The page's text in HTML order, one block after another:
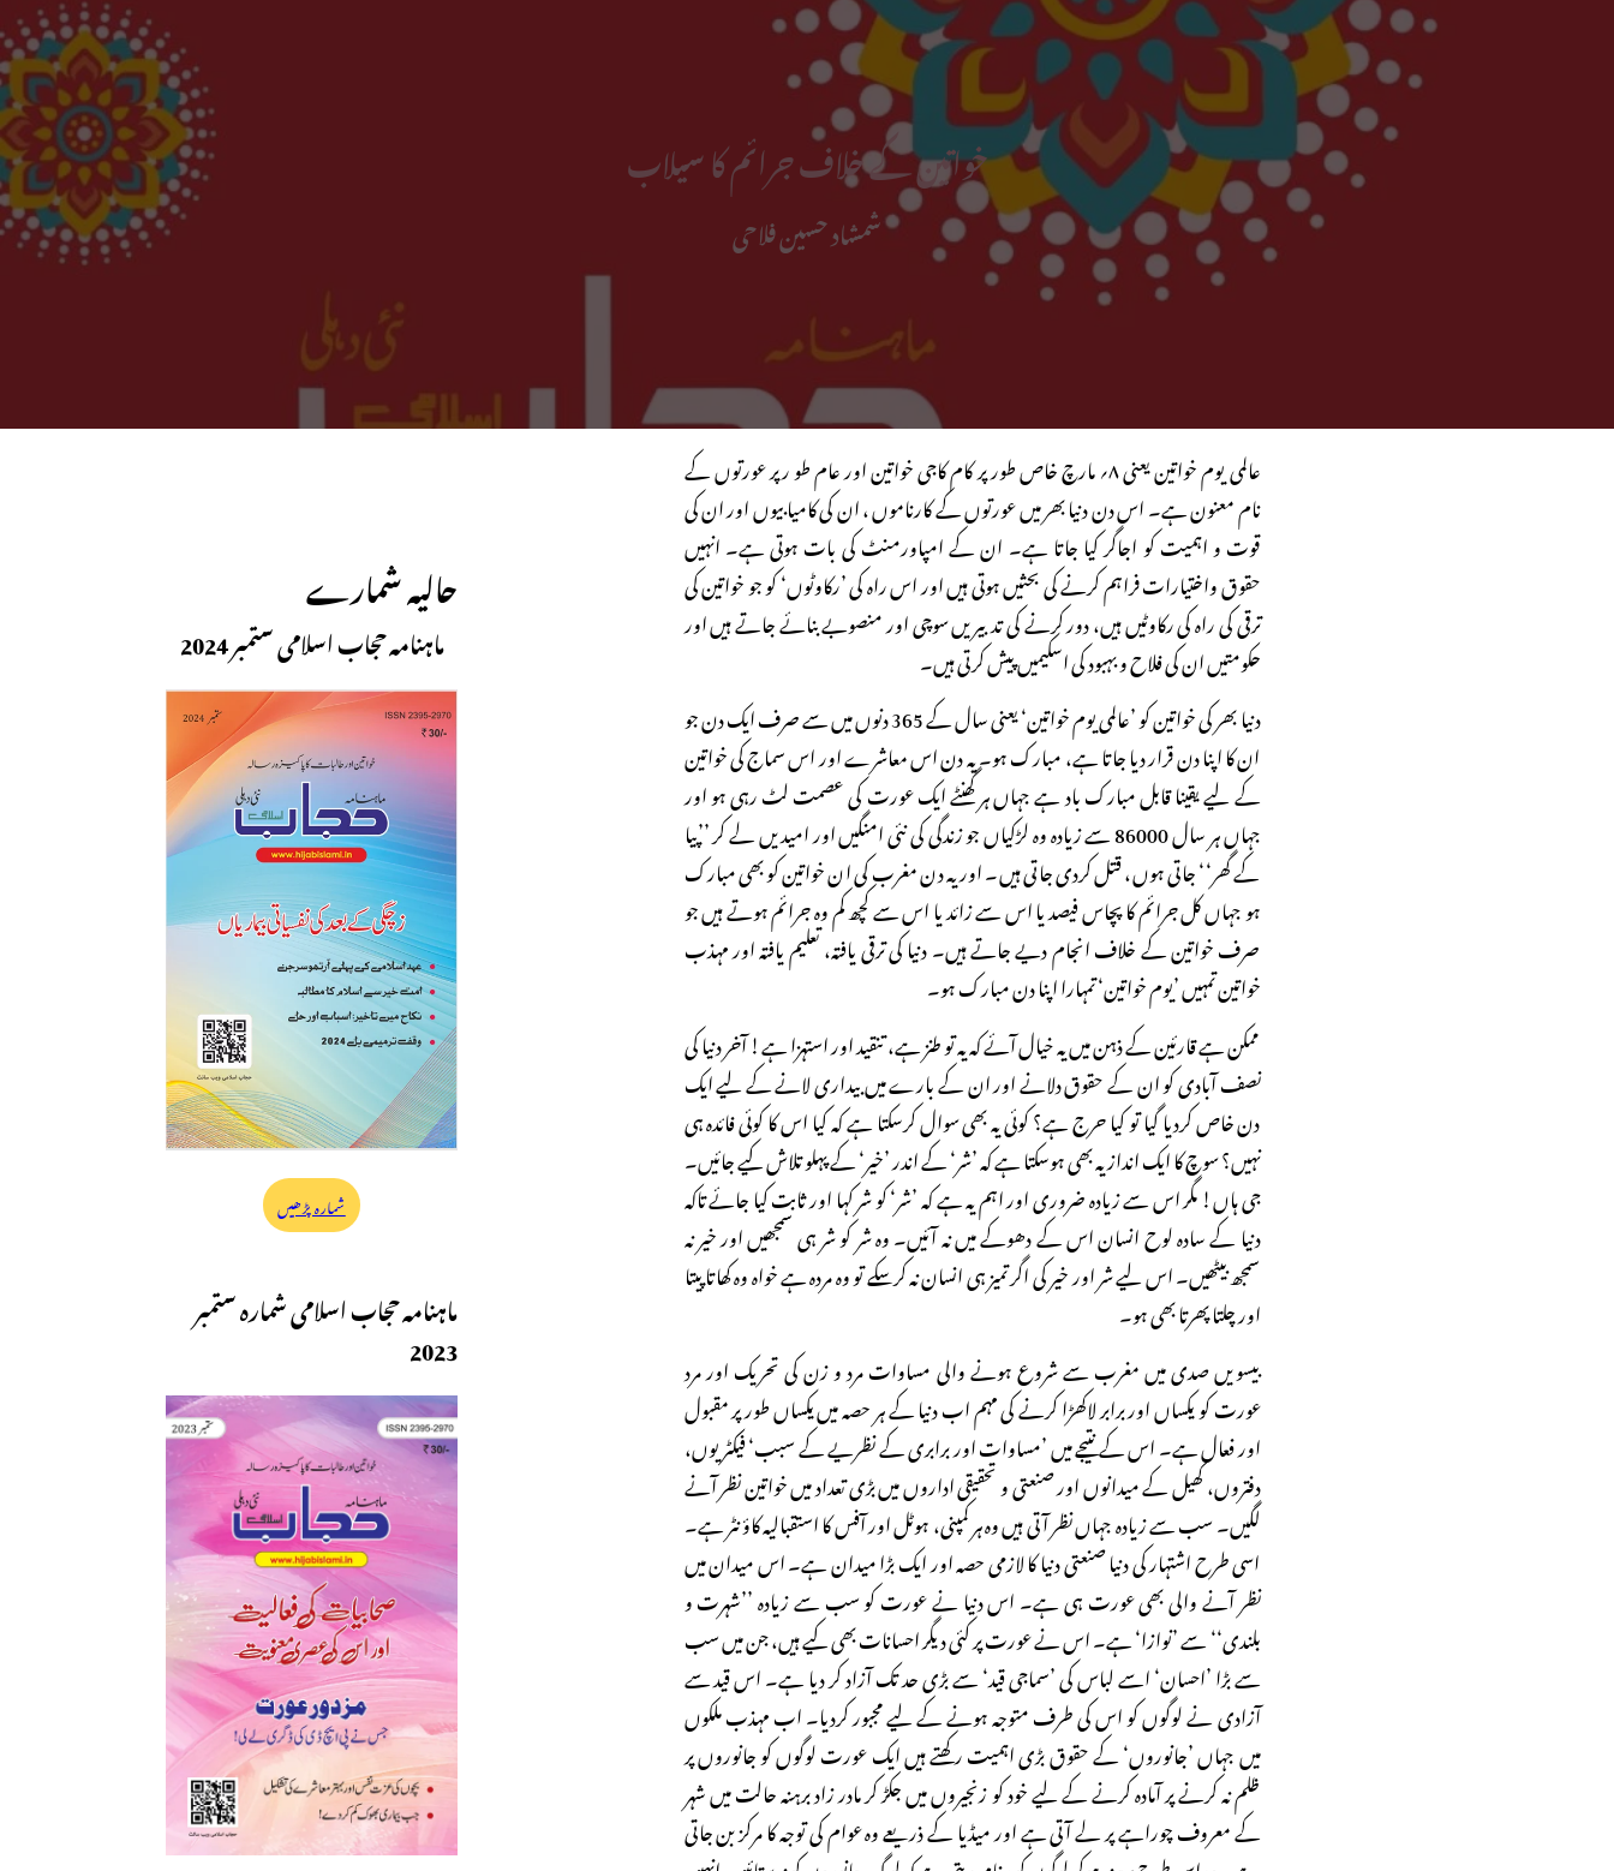
خواتین کے خلاف جرائم کا سیلاب
شمشاد حسین فلاحی
عالمی یوم خواتین یعنی ۸؍ مارچ خاص طور پر کام کاجی خواتین اور عام طو رپر عورتوں کے
نام معنون ہے۔ اس دن دنیا بھر میں عورتوں کے کارناموں ، ان کی کامیابیوں اور ان کی
قوت و اہمیت کو اجاگر کیا جاتا ہے۔ ان کے امپاورمنٹ کی بات ہوتی ہے۔ انہیں
حقوق واختیارات فراہم کرنے کی بحثیں ہوتی ہیں اور اس راہ کی ’رکاوٹوں‘ کو جو خواتین کی
ترقی کی راہ کی رکاوٹیں ہیں، دور کرنے کی تدبیریں سوچی اور منصوبے بنائے جاتے ہیں اور
حکومتیں ان کی فلاح و بہبود کی اسکیمیں پیش کرتی ہیں۔
دنیا بھر کی خواتین کو ’عالمی یوم خواتین‘ یعنی سال کے 365 دنوں میں سے صرف ایک دن جو
ان کا اپنا دن قرار دیا جاتا ہے، مبارک ہو۔ یہ دن اس معاشرے اور اس سماج کی خواتین
کے لیے یقینا قابل مبارک باد ہے جہاں ہر گھنٹے ایک عورت کی عصمت لٹ رہی ہو اور
جہاں ہر سال 86000 سے زیادہ وہ لڑکیاں جو زندگی کی نئی امنگیں اور امیدیں لے کر ’’پیا
کے گھر‘‘ جاتی ہوں، قتل کردی جاتی ہیں۔ اور یہ دن مغرب کی ان خواتین کو بھی مبارک
ہو جہاں کل جرائم کا پچاس فیصد یا اس سے زائد یا اس سے کچھ کم وہ جرائم ہوتے ہیں جو
صرف خواتین کے خلاف انجام دیے جاتے ہیں۔ دنیا کی ترقی یافتہ، تعلیم یافتہ اور مہذب
خواتین تمہیں ’یوم خواتین‘ تمہارا اپنا دن مبارک ہو۔
ممکن ہے قارئین کے ذہن میں یہ خیال آئے کہ یہ تو طنز ہے، تنقید اور استہزا ہے! آخر دنیا کی
نصف آبادی کو ان کے حقوق دلانے اور ان کے بارے میں بیداری لانے کے لیے ایک
دن خاص کردیا گیا تو کیا حرج ہے؟ کوئی یہ بھی سوال کرسکتا ہے کہ کیا اس کا کوئی فائدہ ہی
نہیں؟ سوچ کا ایک انداز یہ بھی ہوسکتا ہے کہ ’شر‘ کے اندر ’خیر‘ کے پہلو تلاش کیے جائیں۔
جی ہاں! مگر اس سے زیادہ ضروری اور اہم یہ ہے کہ ’شر‘ کو شر کہا اور ثابت کیا جائے تاکہ
دنیا کے سادہ لوح انسان اس کے دھوکے میں نہ آئیں۔ وہ شر کو شر ہی سمجھیں اور خیر نہ
سمجھ بیٹھیں۔ اس لیے شر اور خیر کی اگر تمیز ہی انسان نہ کرسکے تو وہ مردہ ہے خواہ وہ کھاتا پیتا
اور چلتا پھرتا بھی ہو۔
بیسویں صدی میں مغرب سے شروع ہونے والی مساوات مرد و زن کی تحریک اور مرد
عورت کو یکساں اور برابر لاکھڑا کرنے کی مہم اب دنیا کے ہر حصہ میں یکساں طور پر مقبول
اور فعال ہے۔ اس کے نتیجے میں ’مساوات اور برابری کے نظریے کے سبب‘ فیکٹریوں،
دفتروں، کھیل کے میدانوں اور صنعتی و تحقیقی اداروں میں بڑی تعداد میں خواتین نظر آنے
لگیں۔ سب سے زیادہ جہاں نظر آتی ہیں وہ ہر کمپنی، ہوٹل اور آفس کا استقبالیہ کاؤنٹر ہے۔
اسی طرح اشتہار کی دنیا صنعتی دنیا کا لازمی حصہ اور ایک بڑا میدان ہے۔ اس میدان میں
نظر آنے والی بھی عورت ہی ہے۔ اس دنیا نے عورت کو سب سے زیادہ ’’شہرت و
بلندی‘‘ سے ’نوازا‘ ہے۔ اس نے عورت پر کئی دیگر احسانات بھی کیے ہیں، جن میں سب
سے بڑا ’احسان‘ اسے لباس کی ’سماجی قید‘ سے بڑی حد تک آزاد کر دیا ہے۔ اس قید سے
آزادی نے لوگوں کو اس کی طرف متوجہ ہونے کے لیے مجبور کردیا۔ اب مہذب ملکوں
میں جہاں ’جانوروں‘ کے حقوق بڑی اہمیت رکھتے ہیں ایک عورت لوگوں کو جانوروں پر
ظلم نہ کرنے پر آمادہ کرنے کے لیے خود کو زنجیروں میں جکڑ کر مادر زاد برہنہ حالت میں شہر
کے معروف چوراہے پر لے آتی ہے اور میڈیا کے ذریعے وہ عوام کی توجہ کا مرکز بن جاتی
حالیہ شمارے
ماہنامہ حجاب اسلامی ستمبر 2024
شمارہ پڑھیں
ماہنامہ حجاب اسلامی شمارہ ستمبر
2023